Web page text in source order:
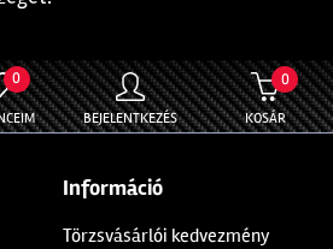
0
BEJELENTKEZÉS
0
KOSÁR
Információ
Törzsvásárlói kedvezmény